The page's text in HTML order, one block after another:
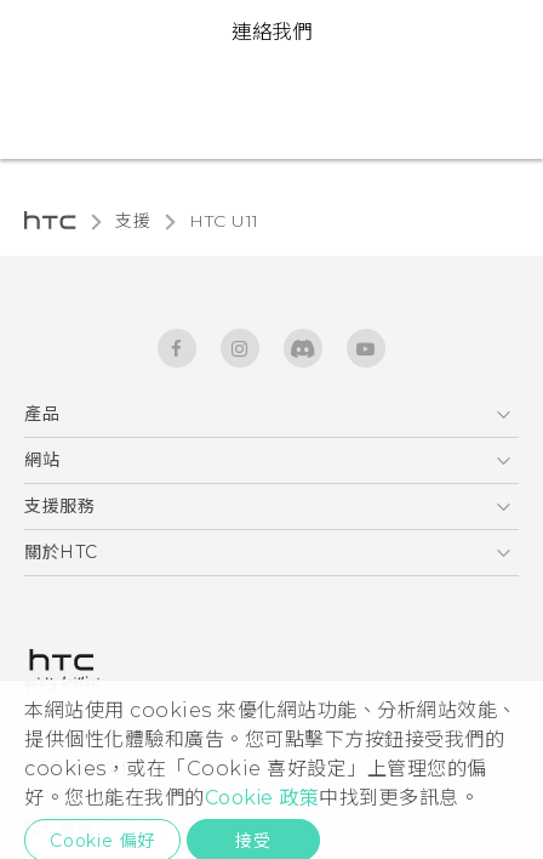
本網站使用 cookies 來優化網站功能、分析網站效能、
提供個性化體驗和廣告。您可點擊下方按鈕接受我們的
cookies，或在「Cookie 喜好設定」上管理您的偏
好。您也能在我們的Cookie 政策中找到更多訊息。
Cookie 偏好 接受
連絡我們
支援 HTC U11‎
產品
5G
智能手機
區塊鍊手機
網站
HTC Dev
HTC Research
支援服務
服務中心
關於HTC
私隱政策
產品安全
加入HTC
Security and Privacy Whitepaper
© 2011-2026 HTC Corporation
HTC 法律文件
隱私聯絡: Global-Privacy@htc.com